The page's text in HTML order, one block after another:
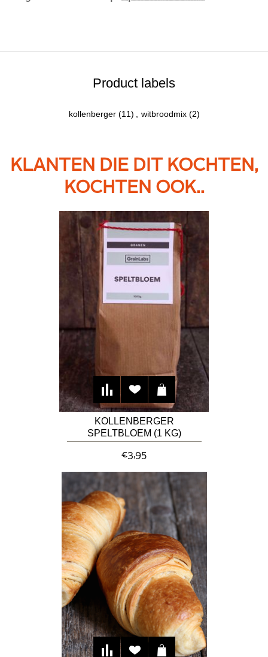
Product labels
kollenberger (11) witbroodmix (2)
KLANTEN DIE DIT KOCHTEN,
KOCHTEN OOK..
KOLLENBERGER
SPELTBLOEM (1 KG)
€3,95